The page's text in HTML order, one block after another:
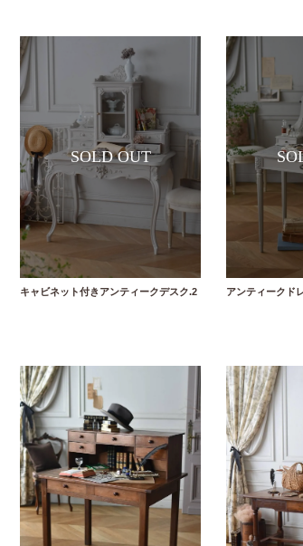
キャビネット付きアンティークデスク.2 アンティークド